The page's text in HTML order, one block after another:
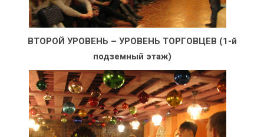
ВТОРОЙ УРОВЕНЬ – УРОВЕНЬ ТОРГОВЦЕВ (1-й
подземный этаж)​